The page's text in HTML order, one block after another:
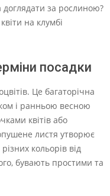
за рослиною?
на клумбі
посадки
Це багаторічна
і ранньою весною
квітів або
листя утворює
кольорів від
бувають простими та